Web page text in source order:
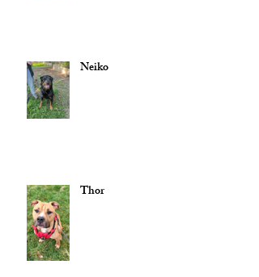
Neiko
Thor